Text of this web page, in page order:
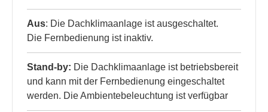
Aus: Die Dachklimaanlage ist ausgeschaltet.
Die Fernbedienung ist inaktiv.
Stand-by: Die Dachklimaanlage ist betriebsbereit
und kann mit der Fernbedienung eingeschaltet
werden. Die Ambientebeleuchtung ist verfügbar